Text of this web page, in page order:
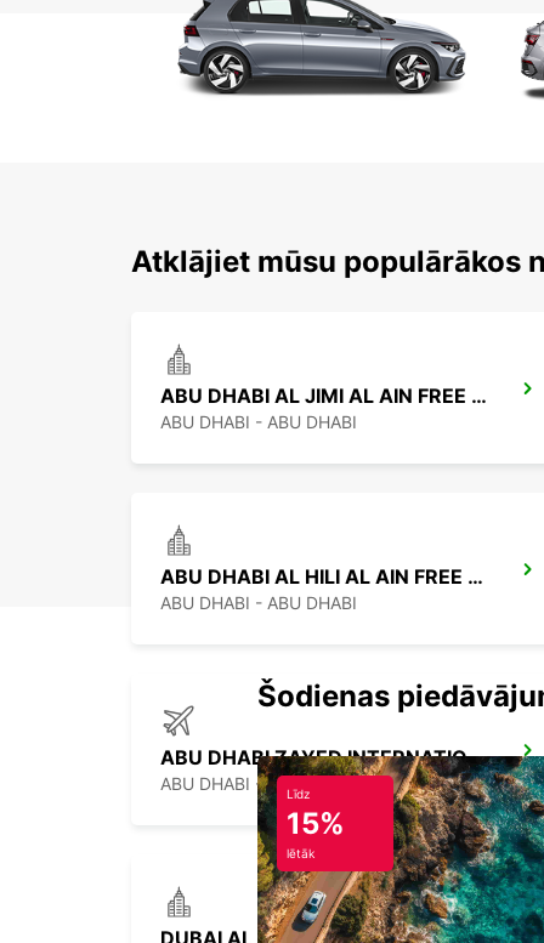
Atklājiet mūsu populārākos
ABU DHABI AL JIMI AL AIN FREE DELIVERY
ABU DHABI - ABU DHABI
ABU DHABI AL HILI AL AIN FREE DELIVERY
ABU DHABI - ABU DHABI
ABU DHABI ZAYED INTERNATIONAL AIRPORT
ABU DHABI - ABU DHABI
Šodienas
Līdz
15%
lētāk